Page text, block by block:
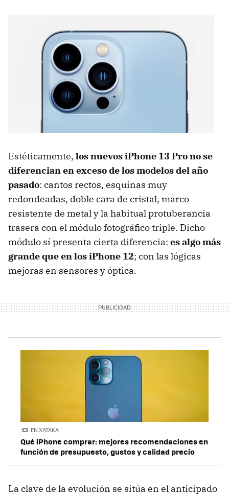
Estéticamente, los nuevos iPhone 13 Pro no se
diferencian en exceso de los modelos del año
pasado: cantos rectos, esquinas muy
redondeadas, doble cara de cristal, marco
resistente de metal y la habitual protuberancia
trasera con el módulo fotográfico triple. Dicho
módulo sí presenta cierta diferencia: es algo más
grande que en los iPhone 12; con las lógicas
mejoras en sensores y óptica.
EN XATAKA
Qué iPhone comprar: mejores recomendaciones en
función de presupuesto, gustos y calidad precio
La clave de la evolución se sitúa en el anticipado